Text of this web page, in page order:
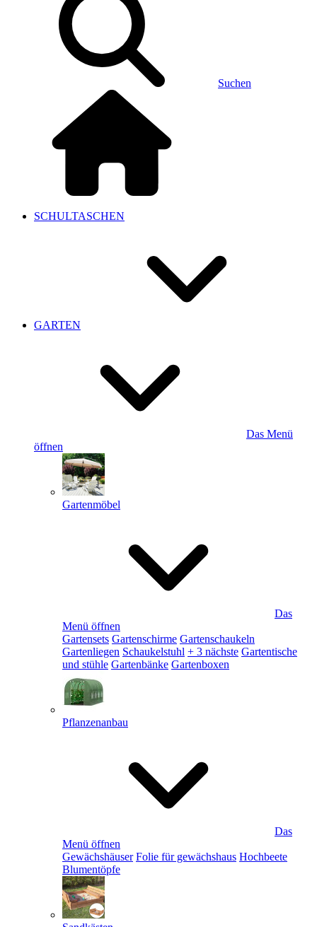
Suchen
SCHULTASCHEN
GARTEN
Das Menü
öffnen
Gartenmöbel
Das
Menü öffnen
Gartensets Gartenschirme Gartenschaukeln
Gartenliegen Schaukelstuhl + 3 nächste Gartentische
und stühle Gartenbänke Gartenboxen
Pflanzenanbau
Das
Menü öffnen
Gewächshäuser Folie für gewächshaus Hochbeete
Blumentöpfe